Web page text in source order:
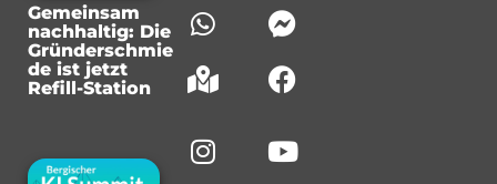
Gemeinsam
nachhaltig: Die
Gründerschmie
de ist jetzt
Refill-Station